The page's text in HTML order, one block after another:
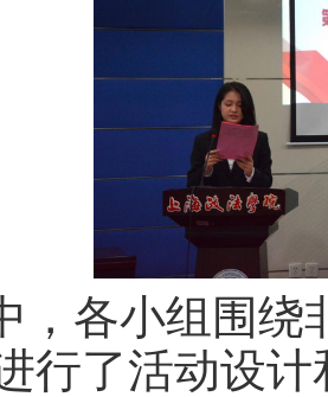
，各小组围绕
行了活动设